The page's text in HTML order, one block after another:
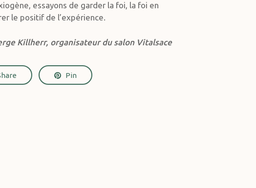
essayons de garder la foi, la foi en
le positif de l’expérience.
Killherr, organisateur du salon Vitalsace
Pin